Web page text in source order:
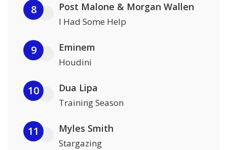
8 Post Malone & Morgan Wallen
I Had Some Help
9 Eminem
Houdini
10 Dua Lipa
Training Season
11 Myles Smith
Stargazing